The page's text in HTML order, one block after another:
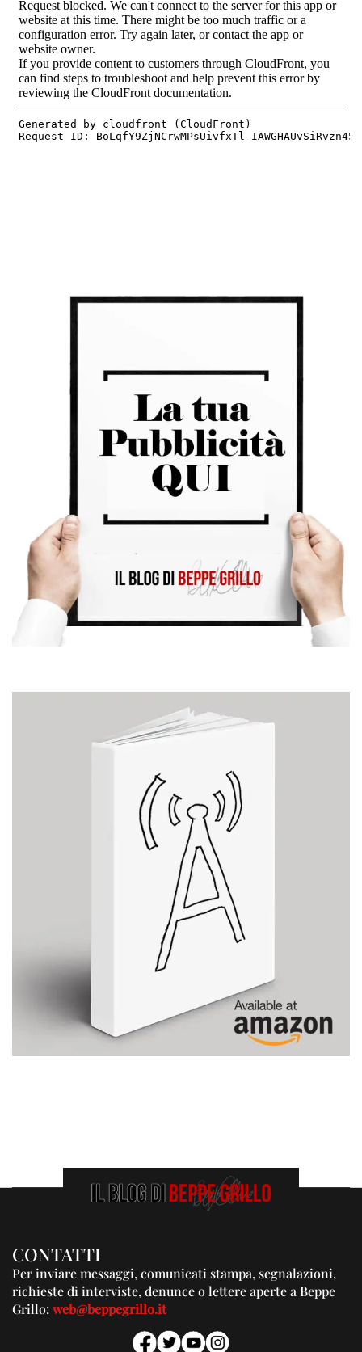
CONTATTI
Per inviare messaggi, comunicati stampa, segnalazioni,
richieste di interviste, denunce o lettere aperte a Beppe
Grillo:web@beppegrillo.it